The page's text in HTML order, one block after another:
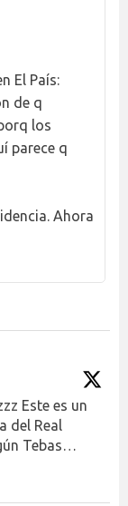
El País:
de q
los
parece q
Ahora
Este es un
del Real
Tebas…